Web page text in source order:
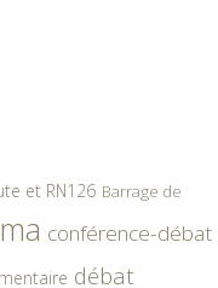
et RN126 Barrage de
conférence-débat
débat